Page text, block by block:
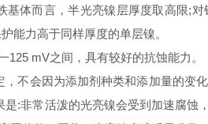
基体而言，半光亮镍层厚度取高限;对
能力高于同样厚度的单层镍。
125 mV之间，具有较好的抗蚀能力。
不会因为添加剂种类和添加量的变
是:非常活泼的光亮镍会受到加速腐蚀